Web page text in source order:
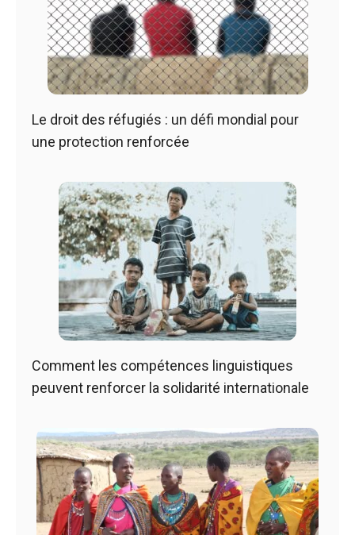
Le droit des réfugiés : un défi mondial pour
une protection renforcée
Comment les compétences linguistiques
peuvent renforcer la solidarité internationale